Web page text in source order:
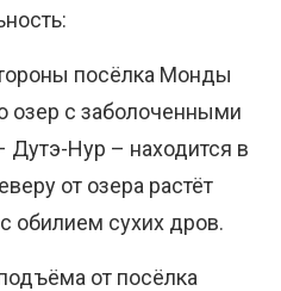
посёлка Монды
озер с заболоченными
Дутэ-Нур – находится в
от озера растёт
обилием сухих дров.
от посёлка